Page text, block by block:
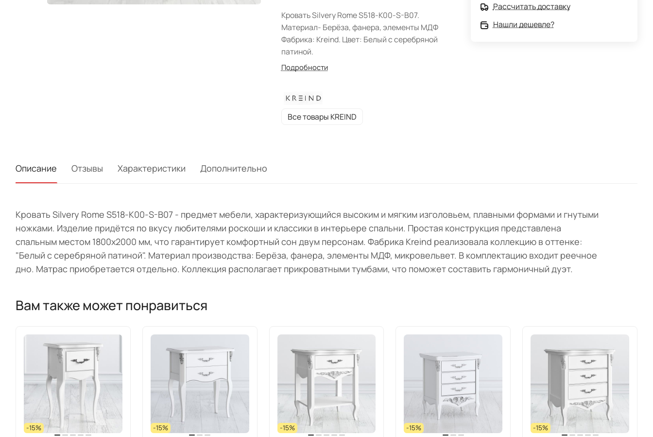
Кровать Silvery Rome S518-K00-S-B07.
Материал- Берёза, фанера, элементы МДФ
Фабрика: Kreind. Цвет: Белый с серебряной
патиной.
Подробности
Все товары KREIND
Рассчитать доставку
Нашли дешевле?
Описание Отзывы Характеристики Дополнительно
Кровать Silvery Rome S518-K00-S-B07 - предмет мебели, характеризующийся высоким и мягким изголовьем, плавными формами и гнутыми
ножками. Изделие придётся по вкусу любителями роскоши и классики в интерьере спальни. Простая конструкция представлена
спальным местом 1800х2000 мм, что гарантирует комфортный сон двум персонам. Фабрика Kreind реализовала коллекцию в оттенке:
"Белый с серебряной патиной". Материал производства: Берёза, фанера, элементы МДФ, микровельвет. В комплектацию входит реечное
дно. Матрас приобретается отдельно. Коллекция располагает прикроватными тумбами, что поможет составить гармоничный дуэт.
Вам также может понравиться
-15% -15% -15% -15% -15%